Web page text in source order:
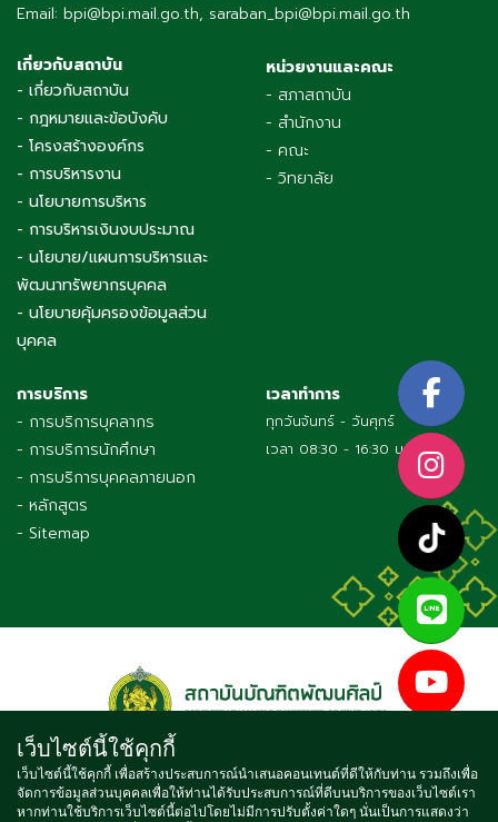
Email: bpi@bpi.mail.go.th, saraban_bpi@bpi.mail.go.th
เกี่ยวกับสถาบัน
- เกี่ยวกับสถาบัน
- กฎหมายและข้อบังคับ
- โครงสร้างองค์กร
- การบริหารงาน
- นโยบายการบริหาร
- การบริหารเงินงบประมาณ
- นโยบาย/แผนการบริหารและ
พัฒนาทรัพยากรบุคคล
- นโยบายคุ้มครองข้อมูลส่วน
บุคคล
หน่วยงานและคณะ
- สภาสถาบัน
- สำนักงาน
- คณะ
- วิทยาลัย
การบริการ
- การบริการบุคลากร
- การบริการนักศึกษา
- การบริการบุคคลภายนอก
- หลักสูตร
- Sitemap
เวลาทำการ
ทุกวันจันทร์ - วันศุกร์
เวลา 08:30 - 16:30 น.
Copyright © 2021 BUNDITPATANASILPA INSTITUTE OF FINE
เว็บไซต์นี้ใช้คุกกี้
เว็บไซต์นี้ใช้คุกกี้ เพื่อสร้างประสบการณ์นำเสนอคอนเทนต์ที่ดีให้กับท่าน รวมถึงเพื่อ
จัดการข้อมูลส่วนบุคคลเพื่อให้ท่านได้รับประสบการณ์ที่ดีบนบริการของเว็บไซต์เรา
หากท่านใช้บริการเว็บไซต์นี้ต่อไปโดยไม่มีการปรับตั้งค่าใดๆ นั่นเป็นการแสดงว่า